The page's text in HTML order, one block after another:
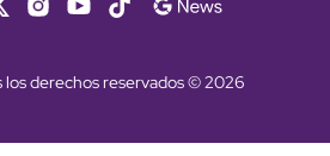
los derechos reservados © 2026